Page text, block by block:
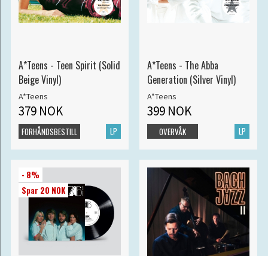
A*Teens - Teen Spirit (Solid
Beige Vinyl)
A*Teens
379 NOK
LP
FORHÅNDSBESTILL
A*Teens - The Abba
Generation (Silver Vinyl)
A*Teens
399 NOK
LP
OVERVÅK
- 8%
Spar 20 NOK